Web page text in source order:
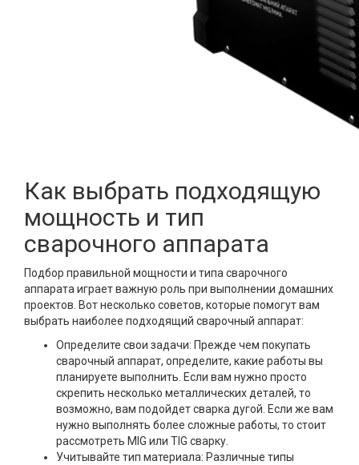
Как выбрать подходящую
мощность и тип
сварочного аппарата
Подбор правильной мощности и типа сварочного
аппарата играет важную роль при выполнении домашних
проектов. Вот несколько советов, которые помогут вам
выбрать наиболее подходящий сварочный аппарат:
Определите свои задачи: Прежде чем покупать
сварочный аппарат, определите, какие работы вы
планируете выполнить. Если вам нужно просто
скрепить несколько металлических деталей, то
возможно, вам подойдет сварка дугой. Если же вам
нужно выполнять более сложные работы, то стоит
рассмотреть MIG или TIG сварку.
Учитывайте тип материала: Различные типы